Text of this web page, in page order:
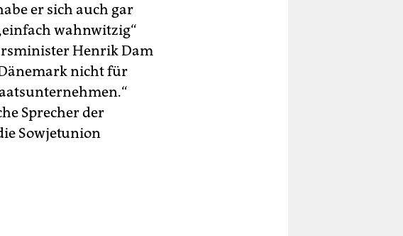
er sich auch gar
wahnwitzig“
Henrik Dam
nicht für
Sprecher der
Sowjetunion